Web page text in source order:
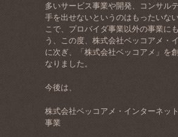
多いサービス事業や開発、コンサル
手を出せないというのはもったいな
こで、プロバイダ事業以外の事業に
う、この度、株式会社ベッコアメ・
に次ぎ、「株式会社ベッコアメ」を
なりました。
今後は、
株式会社ベッコアメ・インターネッ
事業